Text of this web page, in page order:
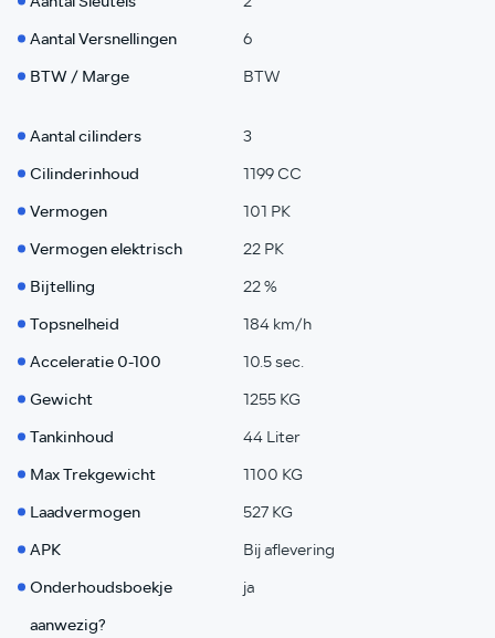
Aantal Versnellingen
6
BTW / Marge
BTW
Aantal cilinders
3
Cilinderinhoud
1199 CC
Vermogen
101 PK
Vermogen elektrisch
22 PK
Bijtelling
22 %
Topsnelheid
184 km/h
Acceleratie 0-100
10.5 sec.
Gewicht
1255 KG
Tankinhoud
44 Liter
Max Trekgewicht
1100 KG
Laadvermogen
527 KG
APK
Bij aflevering
Onderhoudsboekje
aanwezig?
ja